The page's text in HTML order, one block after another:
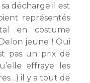
décharge il est
représentés
en costume
jeune ! Oui
pas un prix de
effraye les
il y a tout de